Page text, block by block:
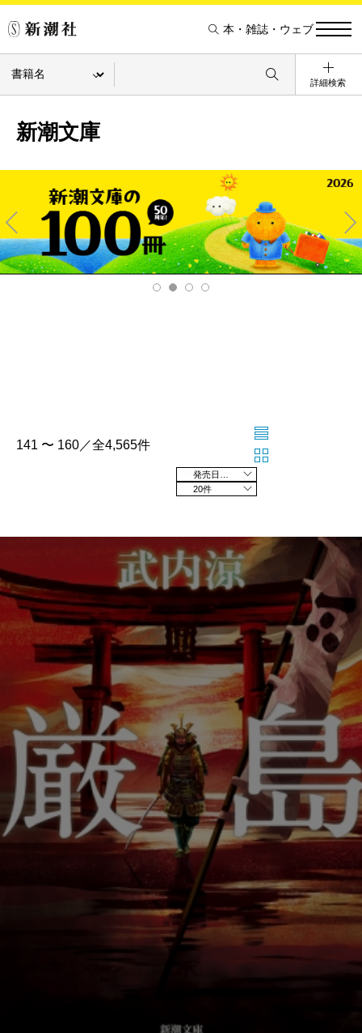
本・雑誌・ウェブ
詳細検索
新潮文庫
Pre
v
Ne
xt
141 〜 160／全4,565件
20件